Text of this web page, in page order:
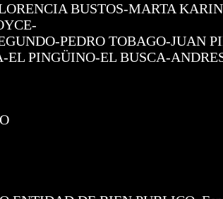
BUSTOS-MARTA
PEDRO TOBAGO-JUAN
EL PINGÜINO-EL BUSCA-